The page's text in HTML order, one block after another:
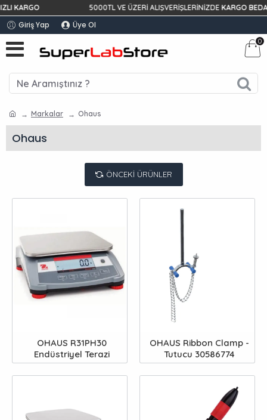
5000TL VE ÜZERİ ALIŞVERİŞLERİNİZDEKARGO BEDAVA!
Giriş Yap Üye Ol
0
Markalar Ohaus
Ohaus
ÖNCEKI ÜRÜNLER
OHAUS R31PH30
Endüstriyel Terazi
OHAUS Ribbon Clamp -
Tutucu 30586774